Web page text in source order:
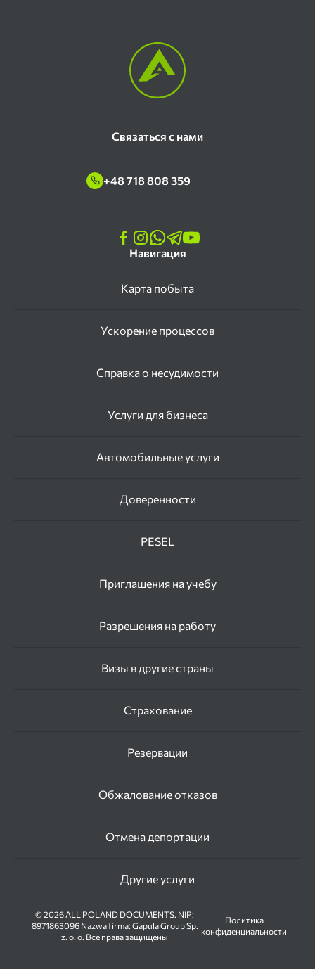
Связаться с нами
+48 718 808 359
Навигация
Карта побыта
Услуги для бизнеса
PESEL
Визы в другие страны
Обжалование отказов
Ускорение процессов
Автомобильные услуги
Приглашения на учебу
Страхование
Отмена депортации
Справка о несудимости
Доверенности
Разрешения на работу
Резервации
Другие услуги
© 2026 ALL POLAND DOCUMENTS. NIP:
8971863096 Nazwa firma: Gapula Group Sp.
z. o. o. Все права защищены
Политика
конфиденциальности